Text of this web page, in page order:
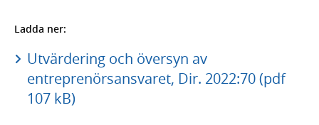
Ladda ner:
Utvärdering och översyn av
entreprenörsansvaret, Dir. 2022:70 (pdf
107 kB)